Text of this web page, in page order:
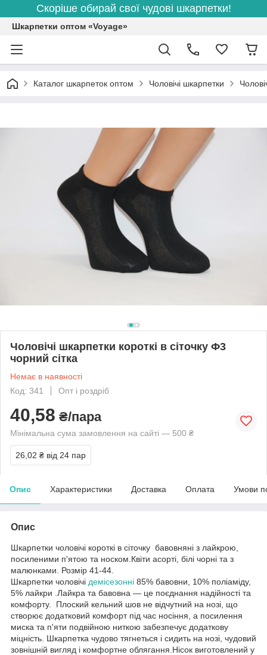
Скоріше обирай свої чудові шкарпетки!
Шкарпетки оптом «Voyage»
Каталог шкарпеток оптом Чоловічі шкарпетки
Чоловічі шкарпетки короткі в сіточку Ф3
чорний сітка
Немає в наявності
Код: 341
Опт і роздріб
40,58 ₴/пара
Мінімальна сума замовлення на сайті — 500 ₴
26,02 ₴ від 24 пар
Опис Характеристики Доставка Оплата Умови
Опис
Шкарпетки чоловічі короткі в сіточку бавовняні з лайкрою,
посиленими п'ятою та носком.Квіти асорті, білі чорні та з
малюнками. Розмір 41-44.
Шкарпетки чоловічі демісезонні 85% бавовни, 10% поліаміду,
5% лайкри .Лайкра та бавовна — це поєднання надійності та
комфорту. Плоский кельний шов не відчутний на нозі, що
створює додатковий комфорт під час носіння, а посилення
миска та п'яти подвійною ниткою забезпечує додаткову
міцність. Шкарпетка чудово тягнеться і сидить на нозі, чудовий
зовнішній вигляд і комфортне облягання.Нісок виготовлений у